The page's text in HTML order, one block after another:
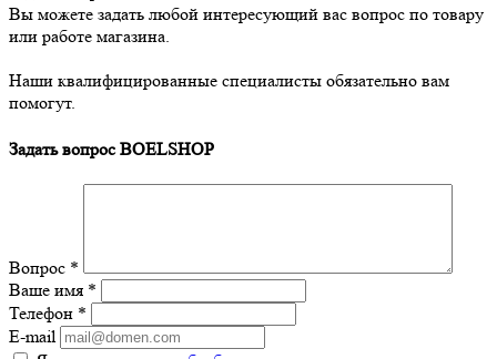
Вы можете задать любой интересующий вас вопрос по товару
или работе магазина.
Наши квалифицированные специалисты обязательно вам
помогут.
Задать вопрос BOELSHOP
Вопрос *
Ваше имя *
Телефон *
E-mail